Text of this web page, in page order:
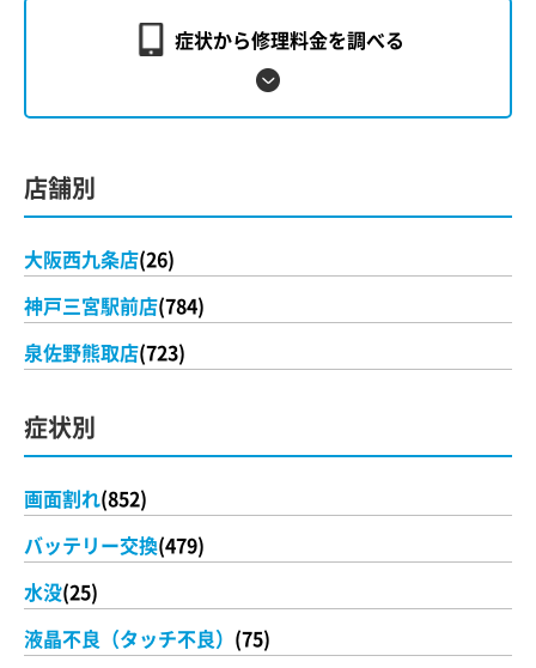
症状から修理料金を調べる
店舗別
大阪西九条店(26)
神戸三宮駅前店(784)
泉佐野熊取店(723)
症状別
画面割れ(852)
バッテリー交換(479)
水没(25)
液晶不良（タッチ不良） (75)